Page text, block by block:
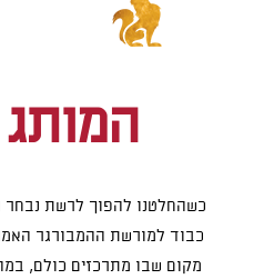
כשהחלטנו להפוך לרשת נבחר
כבוד למורשת ההמבורגר
מקום שבו מתרכזים כולם,